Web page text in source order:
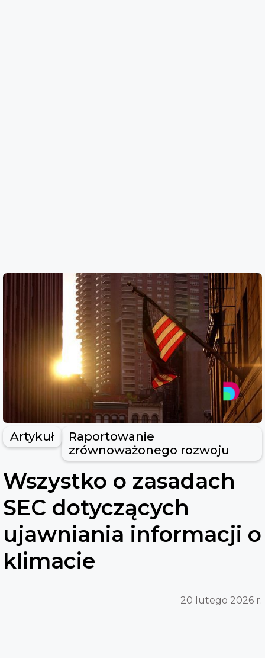
Artykuł
Raportowanie
zrównoważonego rozwoju
Wszystko o zasadach
SEC dotyczących
ujawniania informacji o
klimacie
20 lutego 2026 r.